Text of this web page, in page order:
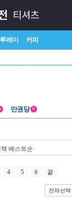
레이 커피
만권당 N
베스트순
4 5 6 끝
전체선택